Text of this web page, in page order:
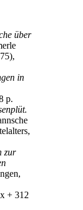
über
in
p.
zur
+ 312